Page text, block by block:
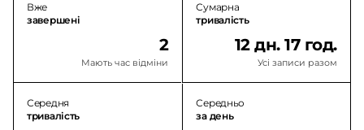
Вже
завершені
2
Мають час відміни
Сумарна
тривалість
12 дн. 17 год.
Усі записи разом
Середня
тривалість
Середньо
за день